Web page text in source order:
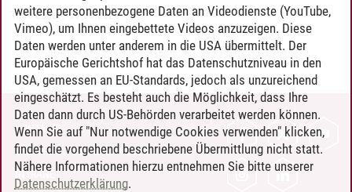
Timo Leder/30.06.2024
KONTAKT
LEUPHANA ALS ARBEITGEBER
INTRANET
weitere personenbezogene Daten an Videodienste (YouTube,
Vimeo), um Ihnen eingebettete Videos anzuzeigen. Diese
Daten werden unter anderem in die USA übermittelt. Der
Europäische Gerichtshof hat das Datenschutzniveau in den
USA, gemessen an EU-Standards, jedoch als unzureichend
eingeschätzt. Es besteht auch die Möglichkeit, dass Ihre
Daten dann durch US-Behörden verarbeitet werden können.
Wenn Sie auf "Nur notwendige Cookies verwenden" klicken,
findet die vorgehend beschriebene Übermittlung nicht statt.
Nähere Informationen hierzu entnehmen Sie bitte unserer
Datenschutzerklärung.